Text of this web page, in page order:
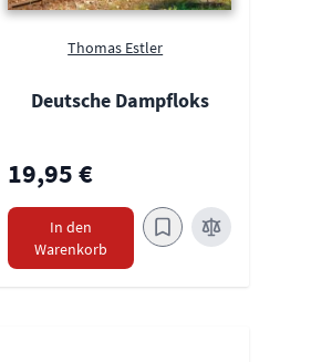
Thomas Estler
Deutsche Dampfloks
19,95 €
In den
Warenkorb